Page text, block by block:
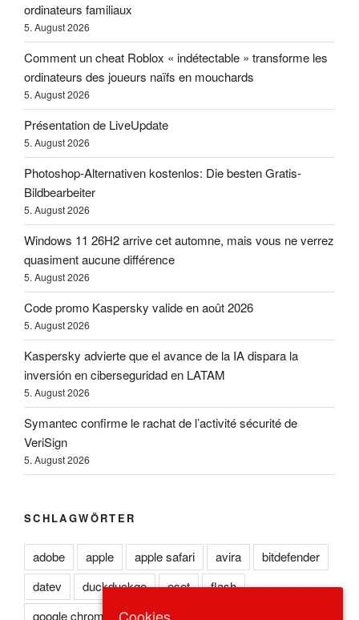
ordinateurs familiaux
5. August 2026
Comment un cheat Roblox « indétectable » transforme les
ordinateurs des joueurs naïfs en mouchards
5. August 2026
Présentation de LiveUpdate
5. August 2026
Photoshop-Alternativen kostenlos: Die besten Gratis-
Bildbearbeiter
5. August 2026
Windows 11 26H2 arrive cet automne, mais vous ne verrez
quasiment aucune différence
5. August 2026
Code promo Kaspersky valide en août 2026
5. August 2026
Kaspersky advierte que el avance de la IA dispara la
inversión en ciberseguridad en LATAM
5. August 2026
Symantec confirme le rachat de l’activité sécurité de
VeriSign
5. August 2026
SCHLAGWÖRTER
adobe apple apple safari avira
bitdefender
datev
duckduckgo eset
flash
google chrome
kaspersky